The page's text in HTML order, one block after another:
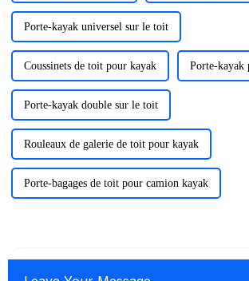
Porte-kayak universel sur le toit
Coussinets de toit pour kayak Porte-kayak
Porte-kayak double sur le toit
Rouleaux de galerie de toit pour kayak
Porte-bagages de toit pour camion kayak